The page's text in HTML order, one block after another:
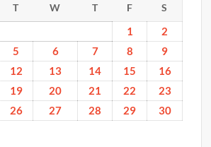
T W T F S
1
2
5 6 7 8
9
12 13 14 15
16
19 20 21 22
23
26 27 28 29
30